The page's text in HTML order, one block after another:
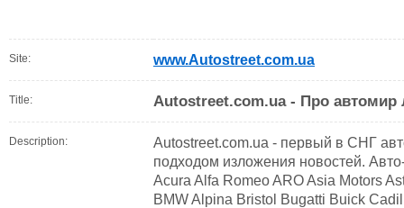
Site: www.Autostreet.com.ua
Title: Autostreet.com.ua - Про автомир
Description:
Autostreet.com.ua - первый в СНГ
подходом изложения новостей.
Acura Alfa Romeo ARO Asia Motors
BMW Alpina Bristol Bugatti Buick